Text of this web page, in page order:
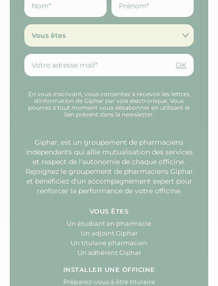
Vous êtes
OK
En vous inscrivant, vous consentez à recevoir les lettres
d'information de Giphar par voie électronique. Vous
pourrez à tout moment vous désabonner en utilisant le
lien présent dans la newsletter.
Giphar, est un groupement de pharmaciens
indépendants qui allie mutualisation des services
et respect de l'autonomie de chaque officine.
Rejoignez le groupement de pharmaciens Giphar
et bénéficiez d'un accompagnement expert pour
renforcer la performance de votre officine.
VOUS ÊTES
Un étudiant en pharmacie
Un adjoint Giphar
Un titulaire pharmacien
Un adhérent Giphar
INSTALLER UNE OFFICINE
Préparez-vous à être titulaire